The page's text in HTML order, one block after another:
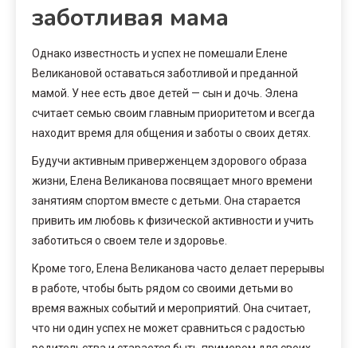
заботливая мама
Однако известность и успех не помешали Елене
Великановой оставаться заботливой и преданной
мамой. У нее есть двое детей — сын и дочь. Элена
считает семью своим главным приоритетом и всегда
находит время для общения и заботы о своих детях.
Будучи активным приверженцем здорового образа
жизни, Елена Великанова посвящает много времени
занятиям спортом вместе с детьми. Она старается
привить им любовь к физической активности и учить
заботиться о своем теле и здоровье.
Кроме того, Елена Великанова часто делает перерывы
в работе, чтобы быть рядом со своими детьми во
время важных событий и мероприятий. Она считает,
что ни один успех не может сравниться с радостью